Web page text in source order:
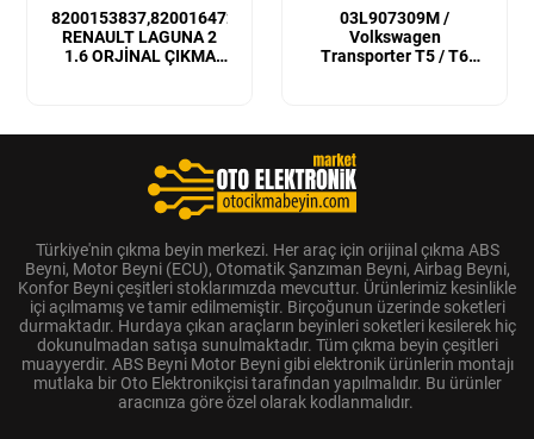
8200153837,8200164728
RENAULT LAGUNA 2
1.6 ORJİNAL ÇIKMA
03L907309M /
Volkswagen
Transporter T5 / T6
Türkiye'nin çıkma beyin merkezi. Her araç için orijinal çıkma ABS
Beyni, Motor Beyni (ECU), Otomatik Şanzıman Beyni, Airbag Beyni,
Konfor Beyni çeşitleri stoklarımızda mevcuttur. Ürünlerimiz kesinlikle
içi açılmamış ve tamir edilmemiştir. Birçoğunun üzerinde soketleri
durmaktadır. Hurdaya çıkan araçların beyinleri soketleri kesilerek hiç
dokunulmadan satışa sunulmaktadır. Tüm çıkma beyin çeşitleri
muayyerdir. ABS Beyni Motor Beyni gibi elektronik ürünlerin montajı
mutlaka bir Oto Elektronikçisi tarafından yapılmalıdır. Bu ürünler
aracınıza göre özel olarak kodlanmalıdır.